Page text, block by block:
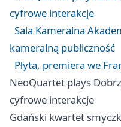
cyfrowe interakcje
Sala Kameralna
kameralną publiczność
Płyta, premiera we
NeoQuartet plays
cyfrowe interakcje
Gdański kwartet